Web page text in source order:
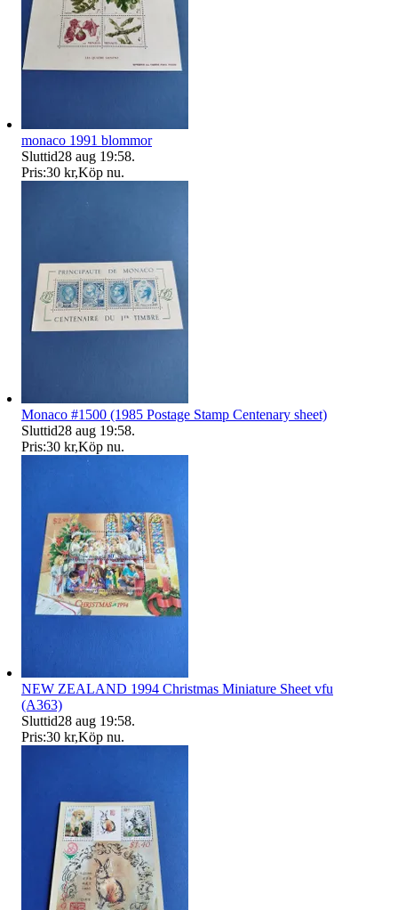
monaco 1991 blommor
Sluttid28 aug 19:58.
Pris:30 kr,Köp nu.
Monaco #1500 (1985 Postage Stamp Centenary sheet)
Sluttid28 aug 19:58.
Pris:30 kr,Köp nu.
NEW ZEALAND 1994 Christmas Miniature Sheet vfu
(A363)
Sluttid28 aug 19:58.
Pris:30 kr,Köp nu.